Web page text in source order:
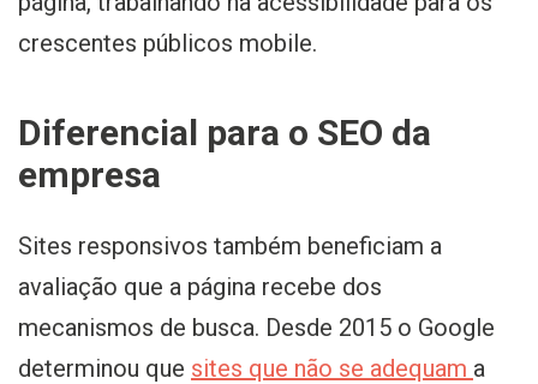
crescentes públicos mobile.
Diferencial para o SEO da
empresa
Sites responsivos também beneficiam a
avaliação que a página recebe dos
mecanismos de busca. Desde 2015 o Google
determinou que sites que não se adequam a